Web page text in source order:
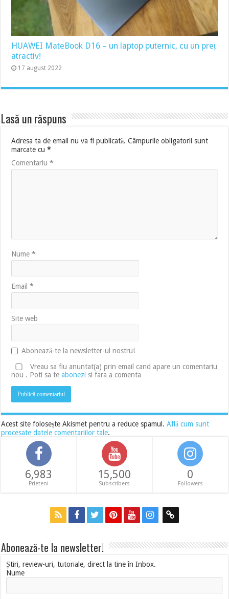
HUAWEI MateBook D16 – un laptop puternic, cu un preț
atractiv!
17 august 2022
Lasă un răspuns
Adresa ta de email nu va fi publicată. Câmpurile obligatorii sunt
marcate cu*
Comentariu*
Nume*
Email*
Site web
Abonează-te la newsletter-ul nostru!
Vreau sa fiu anuntat(a) prin email cand apare un comentariu
nou . Poti sa teabonezi si fara a comenta
Acest site folosește Akismet pentru a reduce spamul.Află cum sunt
procesate datele comentariilor tale.
6,983
Prieteni
15,500
Subscribers
0
Followers
Abonează-te la newsletter!
Știri, review-uri, tutoriale, direct la tine în Inbox.
Nume